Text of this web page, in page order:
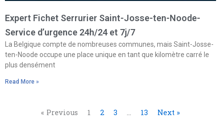
Expert Fichet Serrurier Saint-Josse-ten-Noode-
Service d’urgence 24h/24 et 7j/7
La Belgique compte de nombreuses communes, mais Saint-Josse-
ten-Noode occupe une place unique en tant que kilomètre carré le
plus densément
Read More »
« Previous 1 2 3 … 13 Next »